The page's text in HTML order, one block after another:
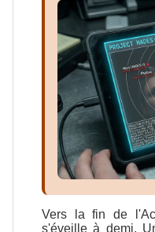
Vers la fin de
s'éveille à demi.